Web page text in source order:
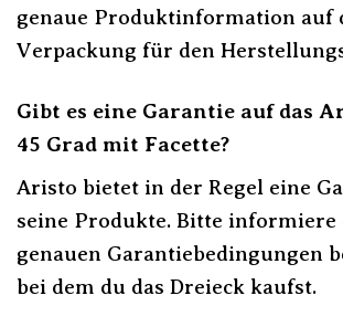
genaue Produktinformation auf
Verpackung für den
Gibt es eine Garantie auf das
45 Grad mit Facette?
Aristo bietet in der Regel eine
seine Produkte. Bitte informiere
genauen Garantiebedingungen
bei dem du das Dreieck kaufst.